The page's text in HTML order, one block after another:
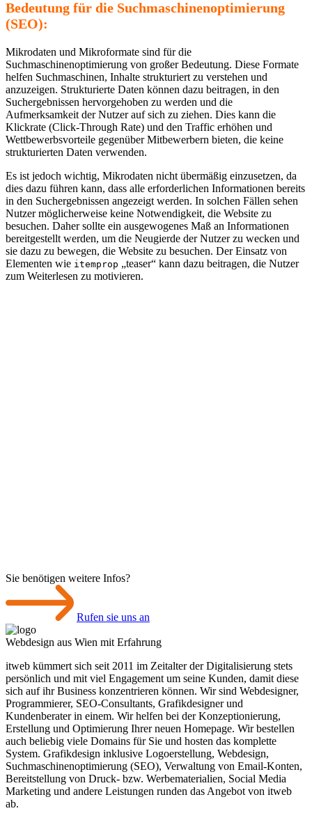
Bedeutung für die Suchmaschinenoptimierung
(SEO):
Mikrodaten und Mikroformate sind für die
Suchmaschinenoptimierung von großer Bedeutung. Diese Formate
helfen Suchmaschinen, Inhalte strukturiert zu verstehen und
anzuzeigen. Strukturierte Daten können dazu beitragen, in den
Suchergebnissen hervorgehoben zu werden und die
Aufmerksamkeit der Nutzer auf sich zu ziehen. Dies kann die
Klickrate (Click-Through Rate) und den Traffic erhöhen und
Wettbewerbsvorteile gegenüber Mitbewerbern bieten, die keine
strukturierten Daten verwenden.
Es ist jedoch wichtig, Mikrodaten nicht übermäßig einzusetzen, da
dies dazu führen kann, dass alle erforderlichen Informationen bereits
in den Suchergebnissen angezeigt werden. In solchen Fällen sehen
Nutzer möglicherweise keine Notwendigkeit, die Website zu
besuchen. Daher sollte ein ausgewogenes Maß an Informationen
bereitgestellt werden, um die Neugierde der Nutzer zu wecken und
sie dazu zu bewegen, die Website zu besuchen. Der Einsatz von
Elementen wie itemprop „teaser“ kann dazu beitragen, die Nutzer
zum Weiterlesen zu motivieren.
Sie benötigen weitere Infos?
Rufen sie uns an
Webdesign aus Wien mit Erfahrung
itweb kümmert sich seit 2011 im Zeitalter der Digitalisierung stets
persönlich und mit viel Engagement um seine Kunden, damit diese
sich auf ihr Business konzentrieren können. Wir sind Webdesigner,
Programmierer, SEO-Consultants, Grafikdesigner und
Kundenberater in einem. Wir helfen bei der Konzeptionierung,
Erstellung und Optimierung Ihrer neuen Homepage. Wir bestellen
auch beliebig viele Domains für Sie und hosten das komplette
System. Grafikdesign inklusive Logoerstellung, Webdesign,
Suchmaschinen­optimierung (SEO), Verwaltung von Email-Konten,
Bereitstellung von Druck- bzw. Werbematerialien, Social Media
Marketing und andere Leistungen runden das Angebot von itweb
ab.